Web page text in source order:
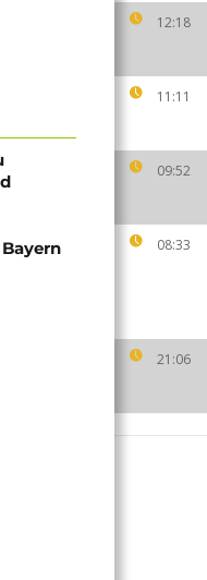
12:18
11:11
09:52
08:33
21:06